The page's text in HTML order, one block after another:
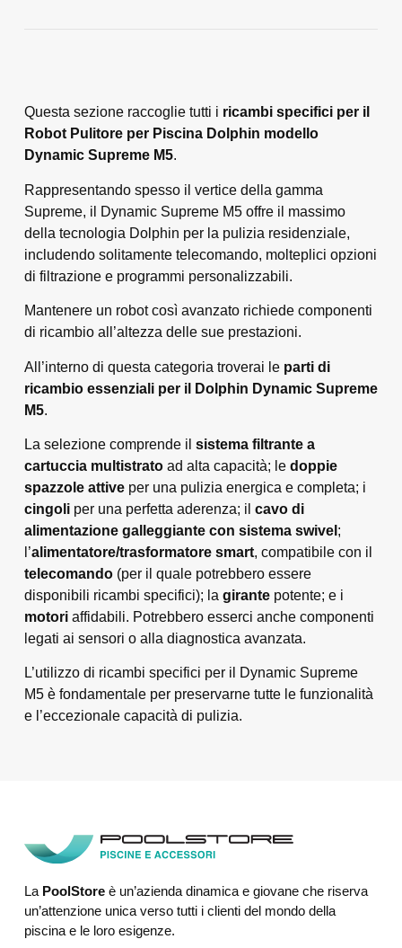
Questa sezione raccoglie tutti i ricambi specifici per il
Robot Pulitore per Piscina Dolphin modello
Dynamic Supreme M5.
Rappresentando spesso il vertice della gamma
Supreme, il Dynamic Supreme M5 offre il massimo
della tecnologia Dolphin per la pulizia residenziale,
includendo solitamente telecomando, molteplici opzioni
di filtrazione e programmi personalizzabili.
Mantenere un robot così avanzato richiede componenti
di ricambio all’altezza delle sue prestazioni.
All’interno di questa categoria troverai le parti di
ricambio essenziali per il Dolphin Dynamic Supreme
M5.
La selezione comprende il sistema filtrante a
cartuccia multistratoad alta capacità; le doppie
spazzole attiveper una pulizia energica e completa; i
cingoliper una perfetta aderenza; il cavo di
alimentazione galleggiante con sistema swivel ;
l’alimentatore/trasformatore smart, compatibile con il
telecomando(per il quale potrebbero essere
disponibili ricambi specifici); la girante potente; e i
motoriaffidabili. Potrebbero esserci anche componenti
legati ai sensori o alla diagnostica avanzata.
L’utilizzo di ricambi specifici per il Dynamic Supreme
M5 è fondamentale per preservarne tutte le funzionalità
e l’eccezionale capacità di pulizia.
La PoolStoreè un’azienda dinamica e giovane che riserva
un’attenzione unica verso tutti i clienti del mondo della
piscina e le loro esigenze.